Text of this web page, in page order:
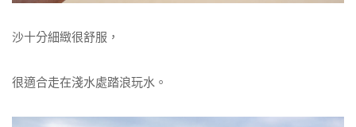
沙十分細緻很舒服，
很適合走在淺水處踏浪玩水。